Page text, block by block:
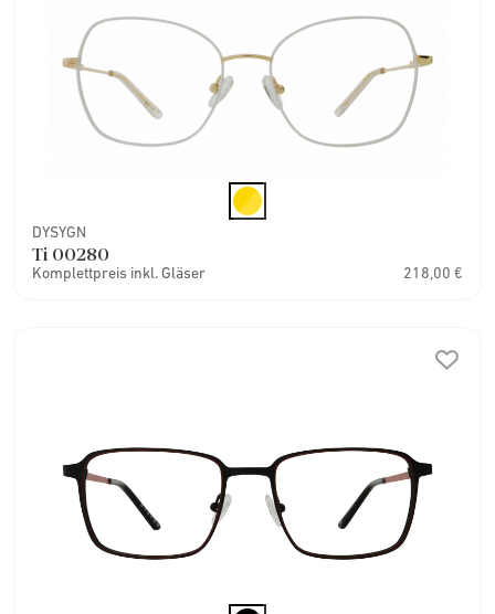
DYSYGN
Ti 00280
Komplettpreis inkl. Gläser 218,00 €